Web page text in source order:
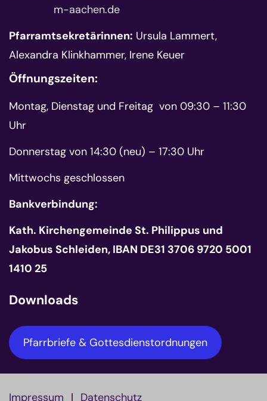
m-aachen.de
Pfarramtsekretärinnen: Ursula Lammert,
Alexandra Klinkhammer, Irene Keuer
Öffnungszeiten:
Montag, Dienstag und Freitag von 09:30 – 11:30
Uhr
Donnerstag von 14:30 (neu) – 17:30 Uhr
Mittwochs geschlossen
Bankverbindung:
Kath. Kirchengemeinde St. Philippus und
Jakobus Schleiden, IBAN DE31 3706 9720 5001
1410 25
Downloads
Pfarrbriefe & Gottesdienstordnungen
Impressum Datenschutz